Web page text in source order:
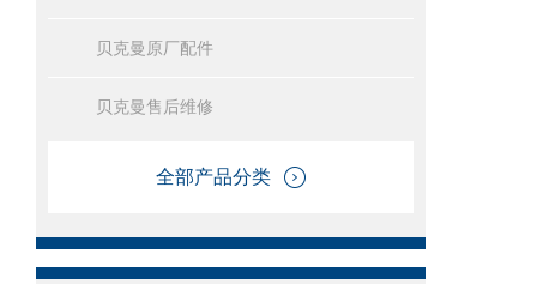
贝克曼原厂配件
贝克曼售后维修
全部产品分类